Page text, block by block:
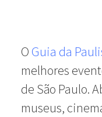
O Guia da
melhores
de São Paulo.
museus,